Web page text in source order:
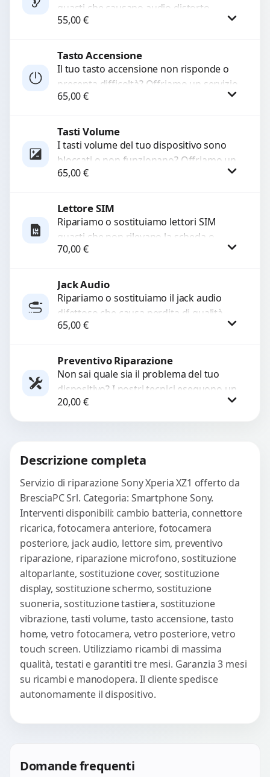
guasti che causano audio distorto,
basso o assente. Utilizziamo ricambi di
55,00€
Procedi
Tasto Accensione
Il tuo tasto accensione non risponde o
presenta difficoltà? Offriamo un servizio
professionale di riparazione o
65,00€
Tasti Volume
I tasti volume del tuo dispositivo sono
bloccati o non funzionano? Offriamo un
servizio di riparazione o sostituzione
65,00€
Lettore SIM
Ripariamo o sostituiamo lettori SIM
guasti che non rilevano la scheda o
interrompono il segnale. Utilizziamo
70,00€
Jack Audio
Ripariamo o sostituiamo il jack audio
difettoso che causa perdita di qualità
sonora o impossibilità di collegare cuffie
65,00€
Procedi
Preventivo Riparazione
Non sai quale sia il problema del tuo
dispositivo? I nostri tecnici eseguono un
check-up completo con strumenti
avanzati per...
20,00€
Descrizione completa
Servizio di riparazione Sony Xperia XZ1 offerto da
BresciaPC Srl. Categoria: Smartphone Sony.
Interventi disponibili: cambio batteria, connettore
ricarica, fotocamera anteriore, fotocamera
posteriore, jack audio, lettore sim, preventivo
riparazione, riparazione microfono, sostituzione
altoparlante, sostituzione cover, sostituzione
display, sostituzione schermo, sostituzione
suoneria, sostituzione tastiera, sostituzione
vibrazione, tasti volume, tasto accensione, tasto
home, vetro fotocamera, vetro posteriore, vetro
touch screen. Utilizziamo ricambi di massima
qualità, testati e garantiti tre mesi. Garanzia 3 mesi
su ricambi e manodopera. Il cliente spedisce
autonomamente il dispositivo.
Domande frequenti